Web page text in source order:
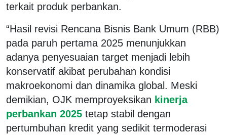
terkait produk perbankan.
“Hasil revisi Rencana Bisnis Bank Umum (RBB)
pada paruh pertama 2025 menunjukkan
adanya penyesuaian target menjadi lebih
konservatif akibat perubahan kondisi
makroekonomi dan dinamika global. Meski
demikian, OJK memproyeksikan kinerja
perbankan 2025 tetap stabil dengan
pertumbuhan kredit yang sedikit termoderasi